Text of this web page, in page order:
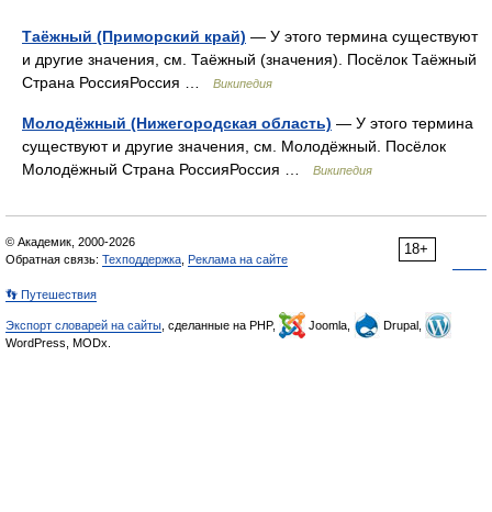
Таёжный (Приморский край) — У этого термина существуют
и другие значения, см. Таёжный (значения). Посёлок Таёжный
Страна РоссияРоссия …
Википедия
Молодёжный (Нижегородская область) — У этого термина
существуют и другие значения, см. Молодёжный. Посёлок
Молодёжный Страна РоссияРоссия …
Википедия
18+
© Академик, 2000-2026
Обратная связь: Техподдержка Реклама на сайте
👣 Путешествия
Экспорт словарей на сайты , сделанные на PHP, Joomla,
Drupal,
WordPress, MODx.